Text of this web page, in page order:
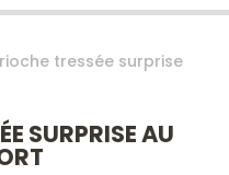
tressée surprise
SURPRISE AU